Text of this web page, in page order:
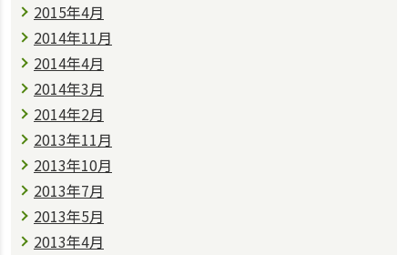
2015年4月
2014年11月
2014年4月
2014年3月
2014年2月
2013年11月
2013年10月
2013年7月
2013年5月
2013年4月